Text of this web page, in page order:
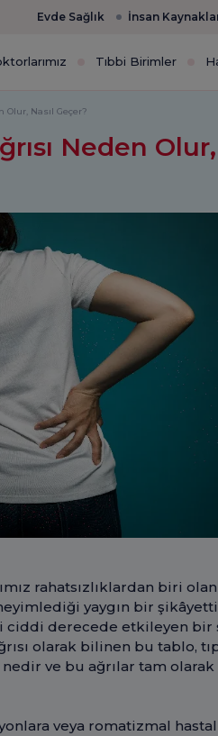
Evde Sağlık İnsan
Tıbbi Birimler
Olur, Nasıl Geçer?
Neden
rahatsızlıklardan biri olan
yaygın bir
ciddi derecede etkileyen bir
olarak bilinen bu tablo,
ve bu ağrılar tam
veya romatizmal